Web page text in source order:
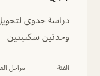
دراسة جدوى
وحدتين سكنيتين
الفئة مراحل